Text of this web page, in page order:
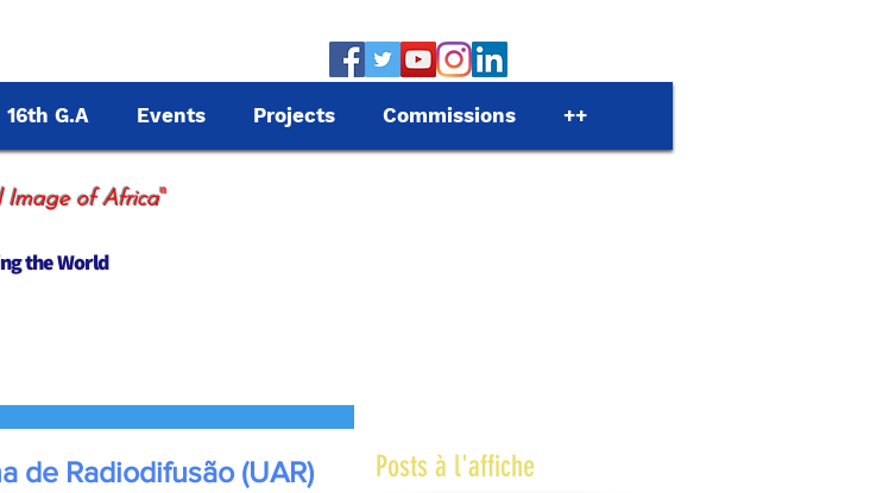
16th G.A Events Projects Commissions ++
Image of Africa"
the World
de Radiodifusão (UAR) Posts à l'affiche